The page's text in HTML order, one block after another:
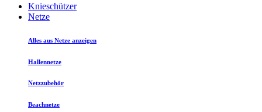
Knieschützer
Netze
Alles aus Netze anzeigen
Hallennetze
Netzzubehör
Beachnetze